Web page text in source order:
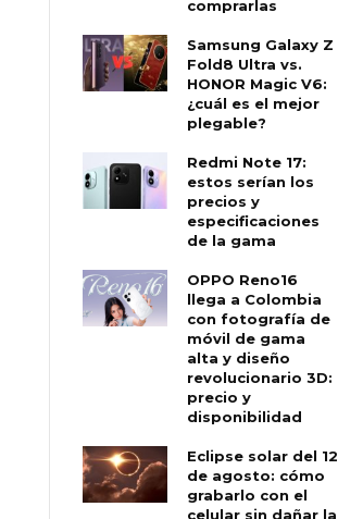
comprarlas
Samsung Galaxy Z
Fold8 Ultra vs.
HONOR Magic V6:
¿cuál es el mejor
plegable?
Redmi Note 17:
estos serían los
precios y
especificaciones
de la gama
OPPO Reno16
llega a Colombia
con fotografía de
móvil de gama
alta y diseño
revolucionario 3D:
precio y
disponibilidad
Eclipse solar del 12
de agosto: cómo
grabarlo con el
celular sin dañar la